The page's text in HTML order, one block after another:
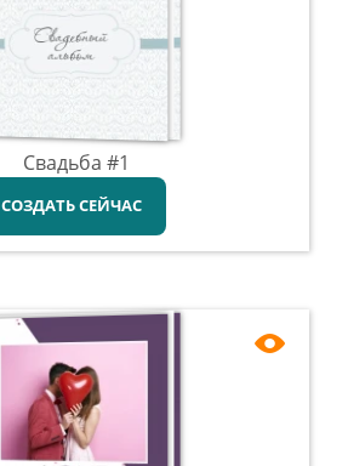
Свадьба #1
СОЗДАТЬ СЕЙЧАС